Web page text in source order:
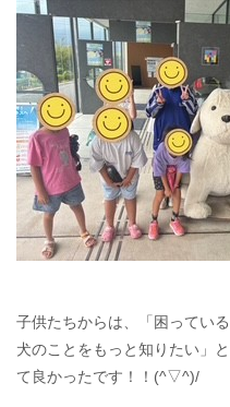
子供たちからは、「困ってい
犬のことをもっと知りたい」
て良かったです！！(^▽^)/